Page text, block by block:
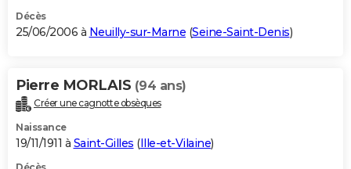
Décès
25/06/2006 à Neuilly-sur-Marne (Seine-Saint-Denis)
Pierre MORLAIS (94 ans)
Créer une cagnotte obsèques
Naissance
19/11/1911 à Saint-Gilles (Ille-et-Vilaine)